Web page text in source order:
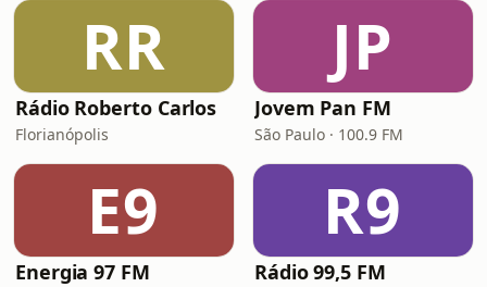
RR
Rádio Roberto Carlos
Florianópolis
JP
Jovem Pan FM
São Paulo · 100.9 FM
E9
Energia 97 FM
R9
Rádio 99,5 FM